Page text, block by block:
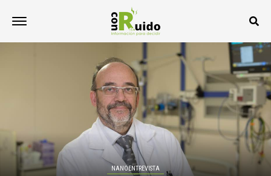
NANOENTREVISTA